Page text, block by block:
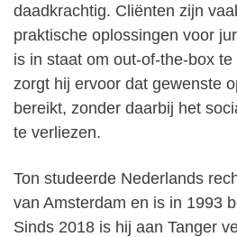
daadkrachtig. Cliënten zijn
praktische oplossingen voor
is in staat om out-of-the-box
zorgt hij ervoor dat gewenste
bereikt, zonder daarbij het
te verliezen.
Ton studeerde Nederlands
van Amsterdam en is in 1993
Sinds 2018 is hij aan Tanger